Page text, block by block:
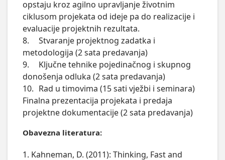
opstaju kroz agilno upravljanje životnim
ciklusom projekata od ideje pa do realizacije i
evaluacije projektnih rezultata.
8.	Stvaranje projektnog zadatka i
metodologija (2 sata predavanja)
9.	Ključne tehnike pojedinačnog i skupnog
donošenja odluka (2 sata predavanja)
10.	Rad u timovima (15 sati vježbi i seminara)
Finalna prezentacija projekata i predaja
projektne dokumentacije (2 sata predavanja)
Obavezna literatura:
1. Kahneman, D. (2011): Thinking, Fast and